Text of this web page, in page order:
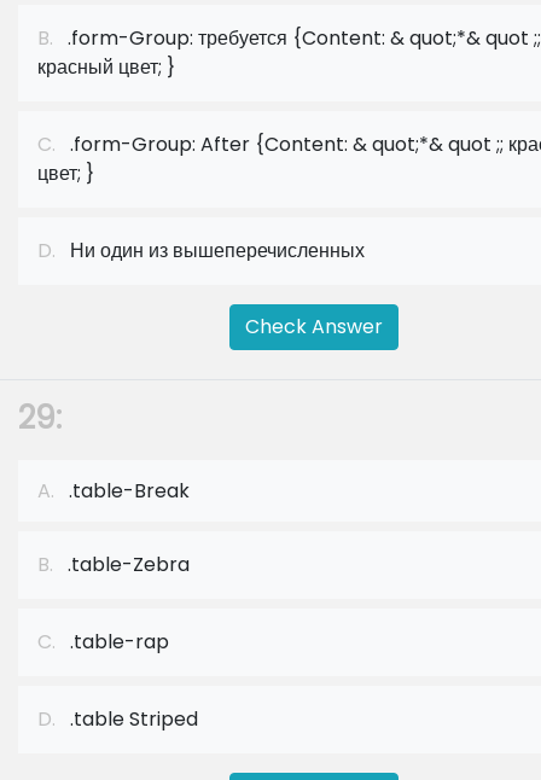
B. .form-Group: требуется {Content: & quot;*& quot ;;
красный цвет; }
C. .form-Group: After {Content: & quot;*& quot ;;
цвет; }
D. Ни один из вышеперечисленных
Check Answer
29:
A. .table-Break
B. .table-Zebra
C. .table-rap
D. .table Striped